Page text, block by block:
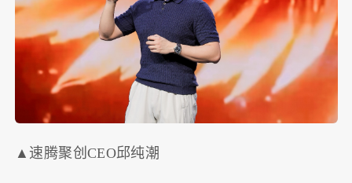
▲速腾聚创CEO邱纯潮